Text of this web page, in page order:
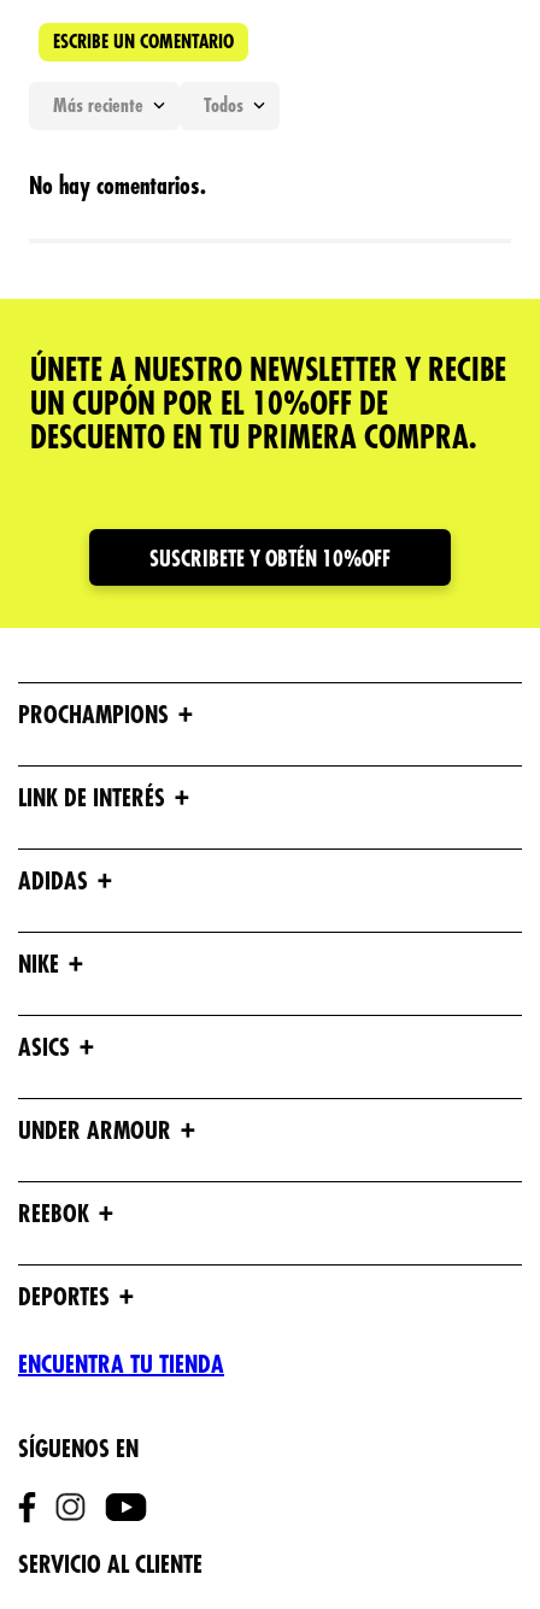
ESCRIBE UN COMENTARIO
Tu nombre
Escribe un comentario
Más reciente Todos
No hay comentarios.
ÚNETE A NUESTRO NEWSLETTER Y RECIBE
UN CUPÓN POR EL 10%OFF DE
DESCUENTO EN TU PRIMERA COMPRA.
SUSCRIBETE Y OBTÉN 10%OFF
PROCHAMPIONS +
LINK DE INTERÉS +
ADIDAS +
NIKE +
ASICS +
UNDER ARMOUR +
REEBOK +
DEPORTES +
ENCUENTRA TU TIENDA
SÍGUENOS EN
SERVICIO AL CLIENTE